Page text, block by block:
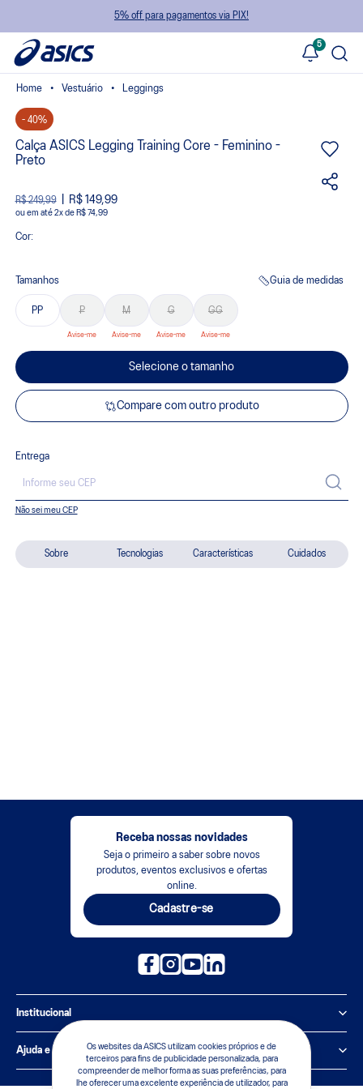
5% off para pagamentos via PIX!
5
Os websites da ASICS utilizam cookies próprios e de
terceiros para fins de publicidade personalizada, para
compreender de melhor forma as suas preferências, para
lhe oferecer uma excelente experiência de utilizador, para
Sobre Tecnologias Características Cuidados
Vestuário Leggings
- 40%
Calça ASICS Legging Training Core - Feminino -
Preto
R$ 249,99 R$ 149,99
ou 2xde R$ 74,99
Cor:
Tamanhos Guia de medidas
PP P M G GG
Selecione o tamanho
Compare com outro produto
Entrega
Não sei meu CEP
Receba nossas novidades
Seja o primeiro a saber sobre novos
produtos, eventos exclusivos e ofertas
online.
Cadastre-se
Institucional
Política de Privacidade
Sobre a ASICS
Ajuda e suporte
Central de Relacionamento